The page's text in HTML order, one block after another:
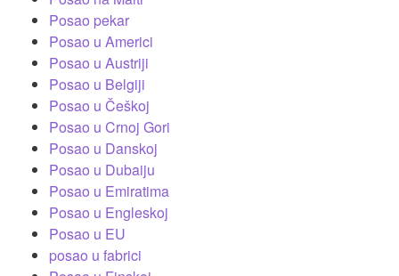
Posao pekar
Posao u Americi
Posao u Austriji
Posao u Belgiji
Posao u Češkoj
Posao u Crnoj Gori
Posao u Danskoj
Posao u Dubaiju
Posao u Emiratima
Posao u Engleskoj
Posao u EU
posao u fabrici